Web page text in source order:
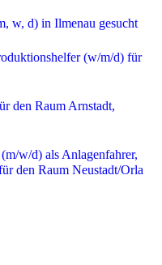
w, d) in Ilmenau gesucht
(w/m/d) für
den Raum Arnstadt,
w/d) als Anlagenfahrer,
den Raum Neustadt/Orla